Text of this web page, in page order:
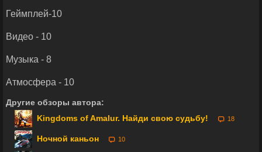
Геймплей-10
Видео - 10
Музыка - 8
Атмосфера - 10
Другие обзоры автора:
Kingdoms of Amalur. Найди свою судьбу!
18
Ночной каньон 10